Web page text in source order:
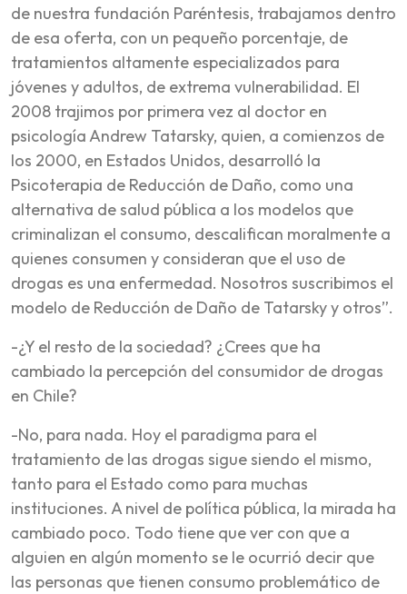
de nuestra fundación Paréntesis, trabajamos dentro
de esa oferta, con un pequeño porcentaje, de
tratamientos altamente especializados para
jóvenes y adultos, de extrema vulnerabilidad. El
2008 trajimos por primera vez al doctor en
psicología Andrew Tatarsky, quien, a comienzos de
los 2000, en Estados Unidos, desarrolló la
Psicoterapia de Reducción de Daño, como una
alternativa de salud pública a los modelos que
criminalizan el consumo, descalifican moralmente a
quienes consumen y consideran que el uso de
drogas es una enfermedad. Nosotros suscribimos el
modelo de Reducción de Daño de Tatarsky y otros”.
-¿Y el resto de la sociedad? ¿Crees que ha
cambiado la percepción del consumidor de drogas
en Chile?
-No, para nada. Hoy el paradigma para el
tratamiento de las drogas sigue siendo el mismo,
tanto para el Estado como para muchas
instituciones. A nivel de política pública, la mirada ha
cambiado poco. Todo tiene que ver con que a
alguien en algún momento se le ocurrió decir que
las personas que tienen consumo problemático de